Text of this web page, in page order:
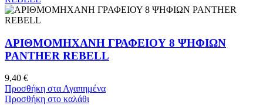
ΑΡΙΘΜΟΜΗΧΑΝΗ ΓΡΑΦΕΙΟΥ 8 ΨΗΦΙΩΝ
PANTHER REBELL
9,40 €
Προσθήκη στα Αγαπημένα
Προσθήκη στο καλάθι